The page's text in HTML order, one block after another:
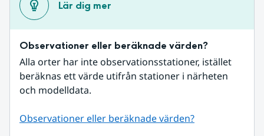
Lär dig mer
Observationer eller beräknade värden?
Alla orter har inte observationsstationer, istället
beräknas ett värde utifrån stationer i närheten
och modelldata.
Observationer eller beräknade värden?